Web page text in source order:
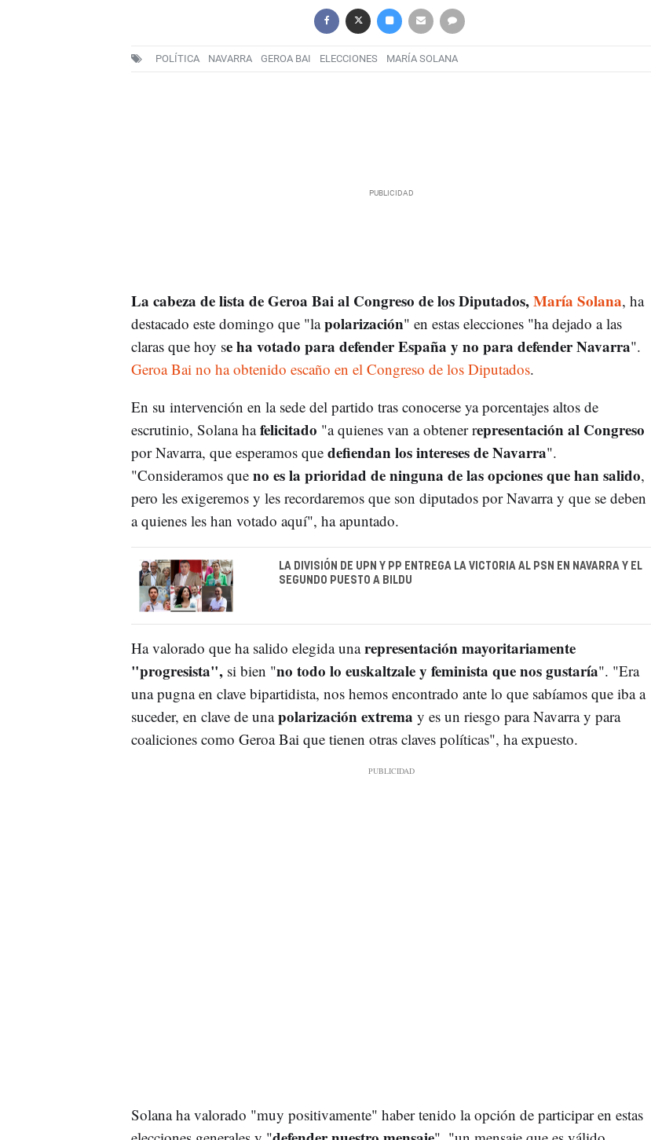
POLÍTICA NAVARRA GEROA BAI ELECCIONES MARÍA SOLANA
La cabeza de lista de Geroa Bai al Congreso de los Diputados,María Solana, ha
destacado este domingo que "lapolarización" en estas elecciones "ha dejado a las
claras que hoy se ha votado para defender España y no para defender Navarra".
Geroa Bai no ha obtenido escaño en el Congreso de los Diputados.
En su intervención en la sede del partido tras conocerse ya porcentajes altos de
escrutinio, Solana hafelicitado "a quienes van a obtener representación al Congreso
por Navarra, que esperamos quedefiendan los intereses de Navarra".
"Consideramos queno es la prioridad de ninguna de las opciones que han salido,
pero les exigeremos y les recordaremos que son diputados por Navarra y que se deben
a quienes les han votado aquí", ha apuntado.
LA DIVISIÓN DE UPN Y PP ENTREGA LA VICTORIA AL PSN EN NAVARRA Y EL
SEGUNDO PUESTO A BILDU
Ha valorado que ha salido elegida unarepresentación mayoritariamente
"progresista",si bien "no todo lo euskaltzale y feminista que nos gustaría". "Era
una pugna en clave bipartidista, nos hemos encontrado ante lo que sabíamos que iba a
suceder, en clave de unapolarización extrema y es un riesgo para Navarra y para
coaliciones como Geroa Bai que tienen otras claves políticas", ha expuesto.
Solana ha valorado "muy positivamente" haber tenido la opción de participar en estas